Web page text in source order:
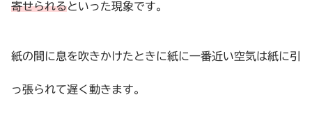
寄せられるといった現象です。
紙の間に息を吹きかけたときに紙に一番近い空気は紙に引
っ張られて遅く動きます。